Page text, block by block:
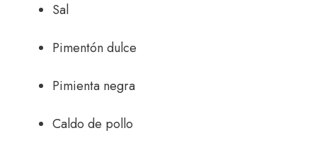
Sal
Pimentón dulce
Pimienta negra
Caldo de pollo